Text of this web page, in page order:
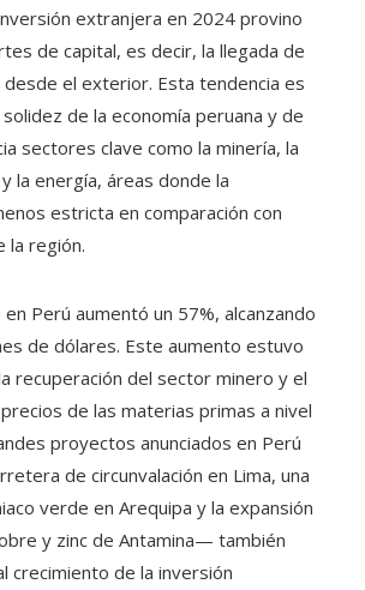
extranjera en 2024 provino
de capital, es decir, la llegada de
el exterior. Esta tendencia es
de la economía peruana y de
sectores clave como la minería, la
la energía, áreas donde la
estricta en comparación con
la región.
en Perú aumentó un 57%, alcanzando
de dólares. Este aumento estuvo
recuperación del sector minero y el
de las materias primas a nivel
proyectos anunciados en Perú
de circunvalación en Lima, una
verde en Arequipa y la expansión
y zinc de Antamina— también
crecimiento de la inversión